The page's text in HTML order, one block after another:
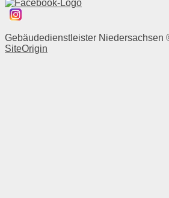
Gebäudedienstleister Niedersachsen
SiteOrigin